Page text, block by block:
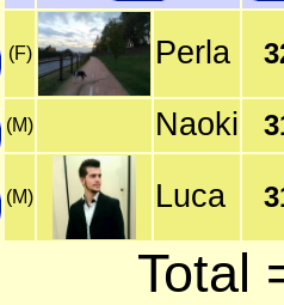
(F) Perla
(M) Naoki
(M) Luca
Total